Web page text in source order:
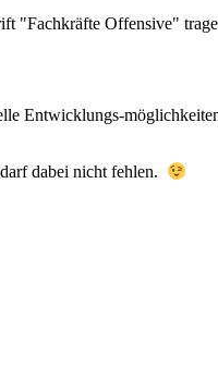
Entwicklungs-
dabei nicht fehlen.